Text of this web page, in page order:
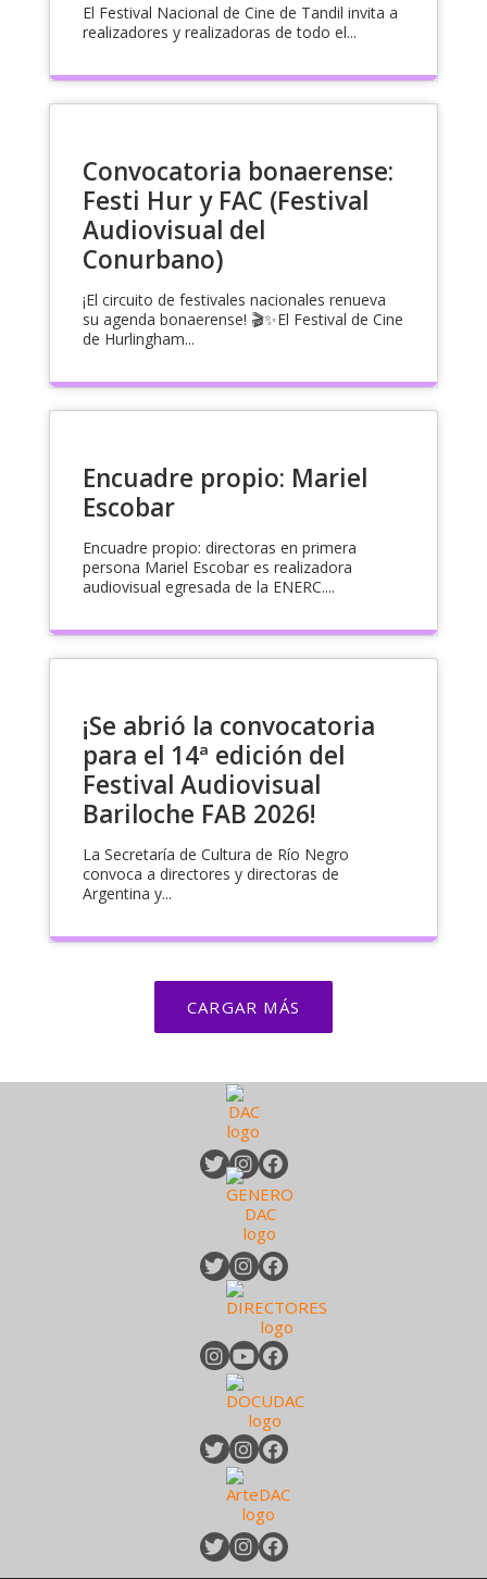
El Festival Nacional de Cine de Tandil invita a
realizadores y realizadoras de todo el...
Convocatoria bonaerense:
Festi Hur y FAC (Festival
Audiovisual del
Conurbano)
¡El circuito de festivales nacionales renueva
su agenda bonaerense! 🎬✨El Festival de Cine
de Hurlingham...
Encuadre propio: Mariel
Escobar
Encuadre propio: directoras en primera
persona Mariel Escobar es realizadora
audiovisual egresada de la ENERC....
¡Se abrió la convocatoria
para el 14ª edición del
Festival Audiovisual
Bariloche FAB 2026!
La Secretaría de Cultura de Río Negro
convoca a directores y directoras de
Argentina y...
CARGAR MÁS